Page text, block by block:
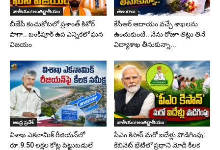
జాతీయం/అంతర్జాతీయం
బీజేపీ కంచుకోటలో ప్రశాంత్ కిశోర్
పాగా.. బంకీపూర్ ఉప ఎన్నికలో ఘన
విజయం
తెలంగాణ
కేసీఆర్‌ ఆదాయం వచ్చే శాఖలను
ఉంచుకుంటే.. నేను రోజూ తిట్లు తినే
విద్యాశాఖ తీసుకున్నా...
ఆంధ్ర ప్రదేశ్
విశాఖ ఎకనామిక్ రీజియన్‌లో
రూ.9.50 లక్షల కోట్ల పెట్టుబడులే
జాతీయం/అంతర్జాతీయం
పీఎం కిసాన్ మరో ఐదేళ్లు పొడిగింపు:
కేబినెట్ భేటీలో ప్రధాని మోదీ కీలక